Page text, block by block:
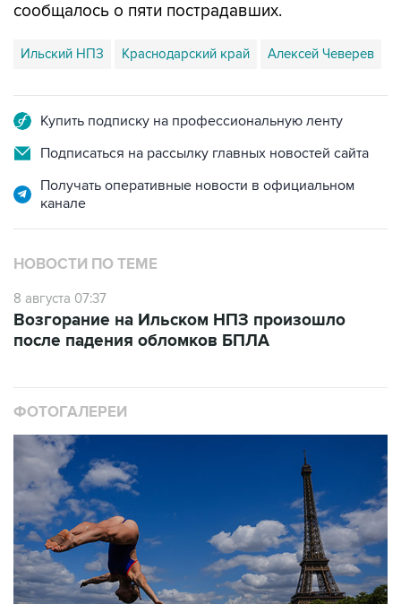
Ильский НПЗ Краснодарский край Алексей Чеверев
Подписаться на рассылку главных новостей сайта
Получать оперативные новости в официальном
НОВОСТИ ПО ТЕМЕ
8 августа 07:37
после падения обломков БПЛА